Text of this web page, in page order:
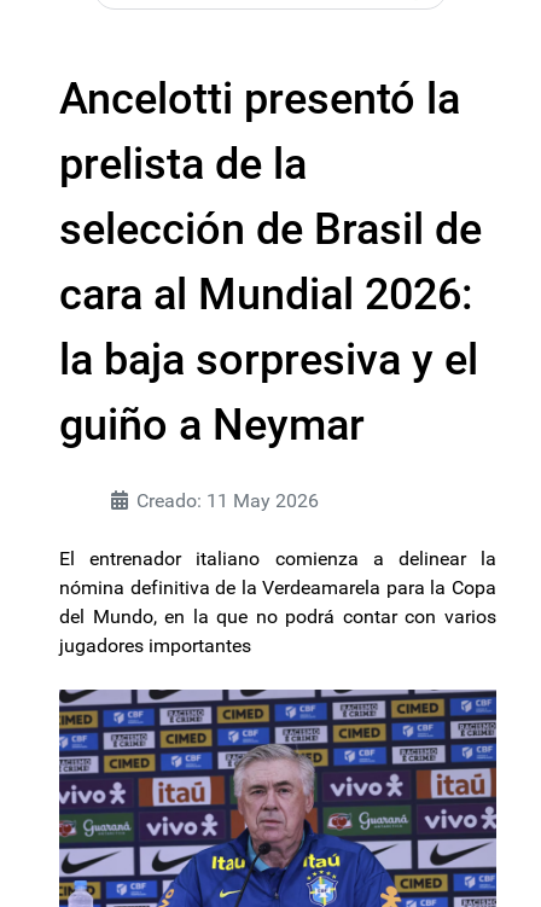
Ancelotti presentó la
prelista de la
selección de Brasil de
cara al Mundial 2026:
la baja sorpresiva y el
guiño a Neymar
Creado: 11 May 2026
El entrenador italiano comienza a delinear la
nómina definitiva de la Verdeamarela para la Copa
del Mundo, en la que no podrá contar con varios
jugadores importantes